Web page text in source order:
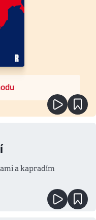
a kapradím